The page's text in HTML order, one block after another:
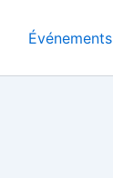
Événements